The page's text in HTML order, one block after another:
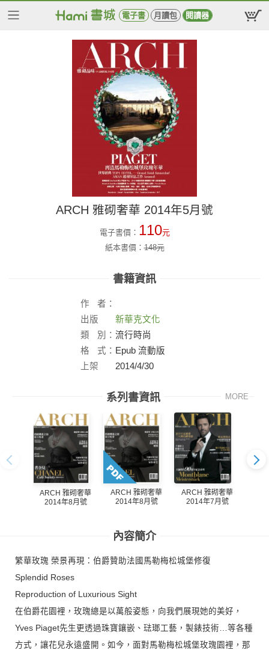
電子書 月讀包 閱讀器
ARCH 雅砌奢華 2014年5月號
電子書價： 110元
紙本書價：148元
書籍資訊
作
者：
出版
社：
新華克文化
類
別： 流行時尚
格
式： Epub 流動版
上架
2014/4/30
系列書資訊 MORE
ARCH 雅砌奢華
2014年8月號
ARCH 雅砌奢華
2014年8月號
ARCH 雅砌奢華
2014年7月號
內容簡介
繁華玫瑰 榮景再現：伯爵贊助法國馬勒梅松城堡修復
Splendid Roses
Reproduction of Luxurious Sight
在伯爵花園裡，玫瑰總是以萬般姿態，向我們展現她的美好，
Yves Piaget先生更透過珠寶鑲嵌、琺瑯工藝，製錶技術…等各種
方式，讓花兒永遠盛開。如今，面對馬勒梅松城堡玫瑰園裡，那